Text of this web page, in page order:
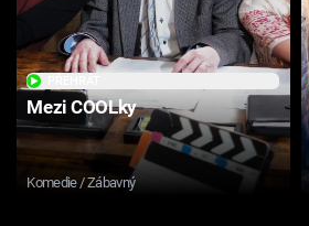
Mezi COOLky
Komedie / Zábavný